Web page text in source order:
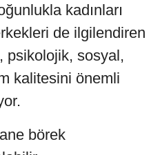
kadınları
de ilgilendiren
psikolojik, sosyal,
kalitesini önemli
börek